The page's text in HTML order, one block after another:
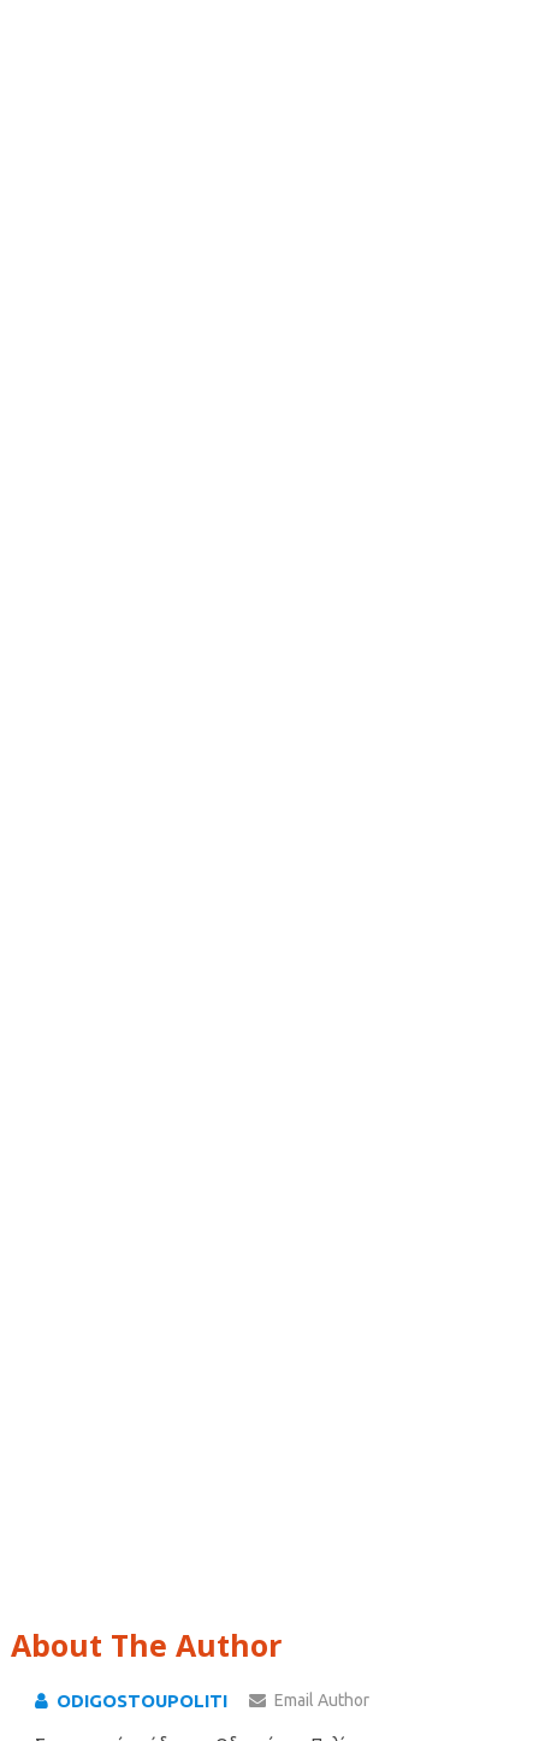
About The Author
ODIGOSTOUPOLITI Email Author